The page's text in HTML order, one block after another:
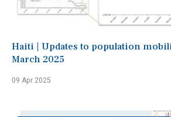
Haiti | Updates to population
March 2025
09 Apr 2025